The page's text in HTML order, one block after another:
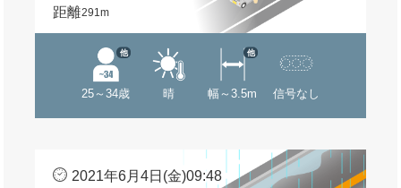
距離291m
25～34歳
他
晴 幅～3.5m
他
信号なし
2021年6月4日(金)09:48